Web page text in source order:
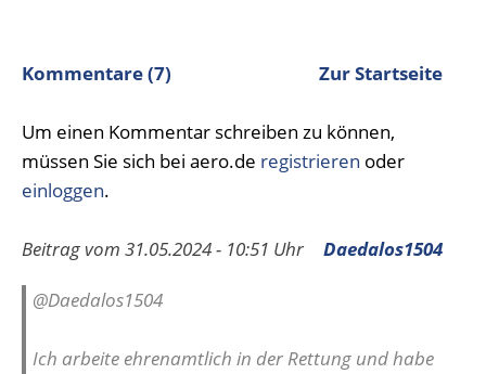
Kommentare (7) Zur Startseite
Um einen Kommentar schreiben zu können,
müssen Sie sich bei aero.de registrieren oder
einloggen.
Beitrag vom 31.05.2024 - 10:51 Uhr Daedalos1504
@Daedalos1504
Ich arbeite ehrenamtlich in der Rettung und habe